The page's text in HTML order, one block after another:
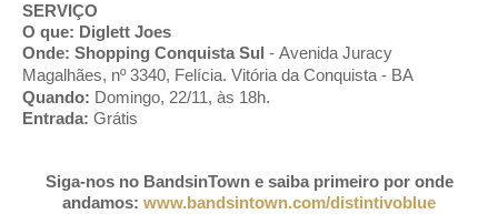
SERVIÇO
O que: Diglett Joes
Onde: Shopping Conquista Sul - Avenida Juracy
Magalhães, nº 3340, Felícia. Vitória da Conquista - BA
Quando: Domingo, 22/11, às 18h.
Entrada: Grátis
Siga-nos no BandsinTown e saiba primeiro por onde
andamos: www.bandsintown.com/distintivoblue